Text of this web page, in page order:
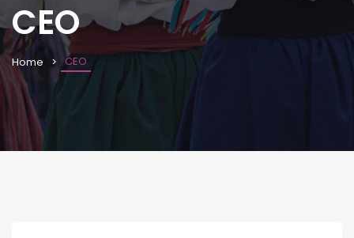
CEO
Home CEO